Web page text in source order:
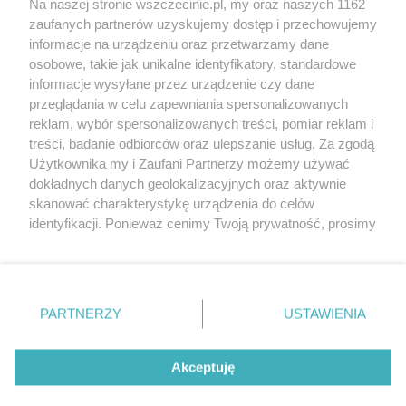
Więcej
20. urodzin portalu
wSzczecinie.pl
Regulamin konkursów
śniadaniówka "Hej
Szczecin! Jest piątek!"
Partnerzy
Praca Szczecin
© 2026 wSzczecinie.pl
Created by GOD
Na naszej stronie wszczecinie.pl, my oraz naszych 1162
zaufanych partnerów uzyskujemy dostęp i przechowujemy
informacje na urządzeniu oraz przetwarzamy dane
osobowe, takie jak unikalne identyfikatory, standardowe
informacje wysyłane przez urządzenie czy dane
przeglądania w celu zapewniania spersonalizowanych
reklam, wybór spersonalizowanych treści, pomiar reklam i
treści, badanie odbiorców oraz ulepszanie usług. Za zgodą
Użytkownika my i Zaufani Partnerzy możemy używać
dokładnych danych geolokalizacyjnych oraz aktywnie
skanować charakterystykę urządzenia do celów
identyfikacji. Ponieważ cenimy Twoją prywatność, prosimy
prywatności znajdujący się w lewym dolnym rogu strony
. Niektóre rodzaje przetwarzania danych nie wymagają
takiemu przetwarzaniu. Preferencje będą miały
zastosowania tylko na tej witrynie.
PARTNERZY USTAWIENIA
Akceptuję